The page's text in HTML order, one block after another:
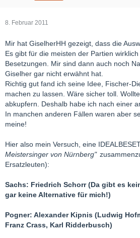
8. Februar 2011
Mir hat GiselherHH gezeigt, dass die
Es gibt für die meisten der Partien
Besetzungen. Mir sind dann auch noch
Giselher gar nicht erwähnt hat.
Richtig gut fand ich seine Idee, Fischer-
machen zu lassen. Wäre sicher toll.
abkupfern. Deshalb habe ich nach einer
In manchen anderen Fällen waren aber
meine!
Hier also mein Versuch, eine
Meistersinger von Nürnberg"
Ersatzleuten):
Sachs: Friedrich Schorr (Da gibt es
gar keine Alternative für mich!)
Pogner: Alexander Kipnis (Ludwig
Franz Crass, Karl Ridderbusch)